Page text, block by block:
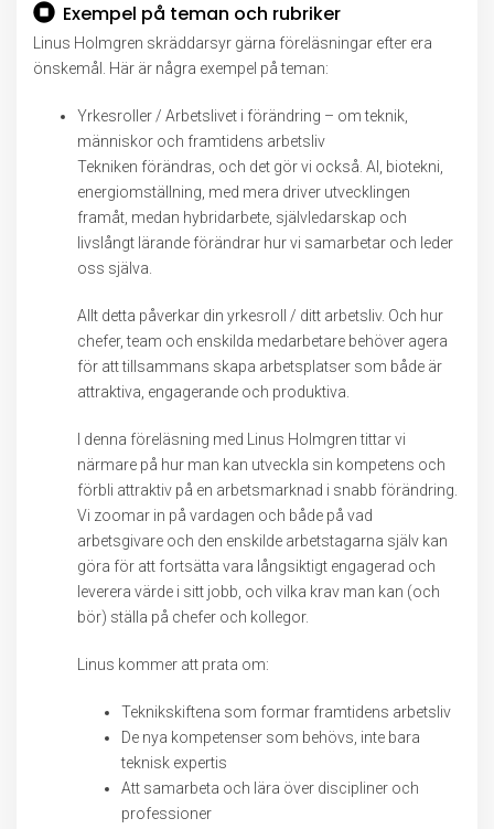
Exempel på teman och rubriker
Linus Holmgren skräddarsyr gärna föreläsningar efter era
önskemål. Här är några exempel på teman:
Yrkesroller / Arbetslivet i förändring – om teknik,
människor och framtidens arbetsliv
Tekniken förändras, och det gör vi också. AI, biotekni,
energiomställning, med mera driver utvecklingen
framåt, medan hybridarbete, självledarskap och
livslångt lärande förändrar hur vi samarbetar och leder
oss själva.
Allt detta påverkar din yrkesroll / ditt arbetsliv. Och hur
chefer, team och enskilda medarbetare behöver agera
för att tillsammans skapa arbetsplatser som både är
attraktiva, engagerande och produktiva.
I denna föreläsning med Linus Holmgren tittar vi
närmare på hur man kan utveckla sin kompetens och
förbli attraktiv på en arbetsmarknad i snabb förändring.
Vi zoomar in på vardagen och både på vad
arbetsgivare och den enskilde arbetstagarna själv kan
göra för att fortsätta vara långsiktigt engagerad och
leverera värde i sitt jobb, och vilka krav man kan (och
bör) ställa på chefer och kollegor.
Linus kommer att prata om:
Teknikskiftena som formar framtidens arbetsliv
De nya kompetenser som behövs, inte bara
teknisk expertis
Att samarbeta och lära över discipliner och
professioner